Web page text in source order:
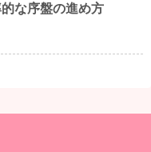
な序盤の進め方